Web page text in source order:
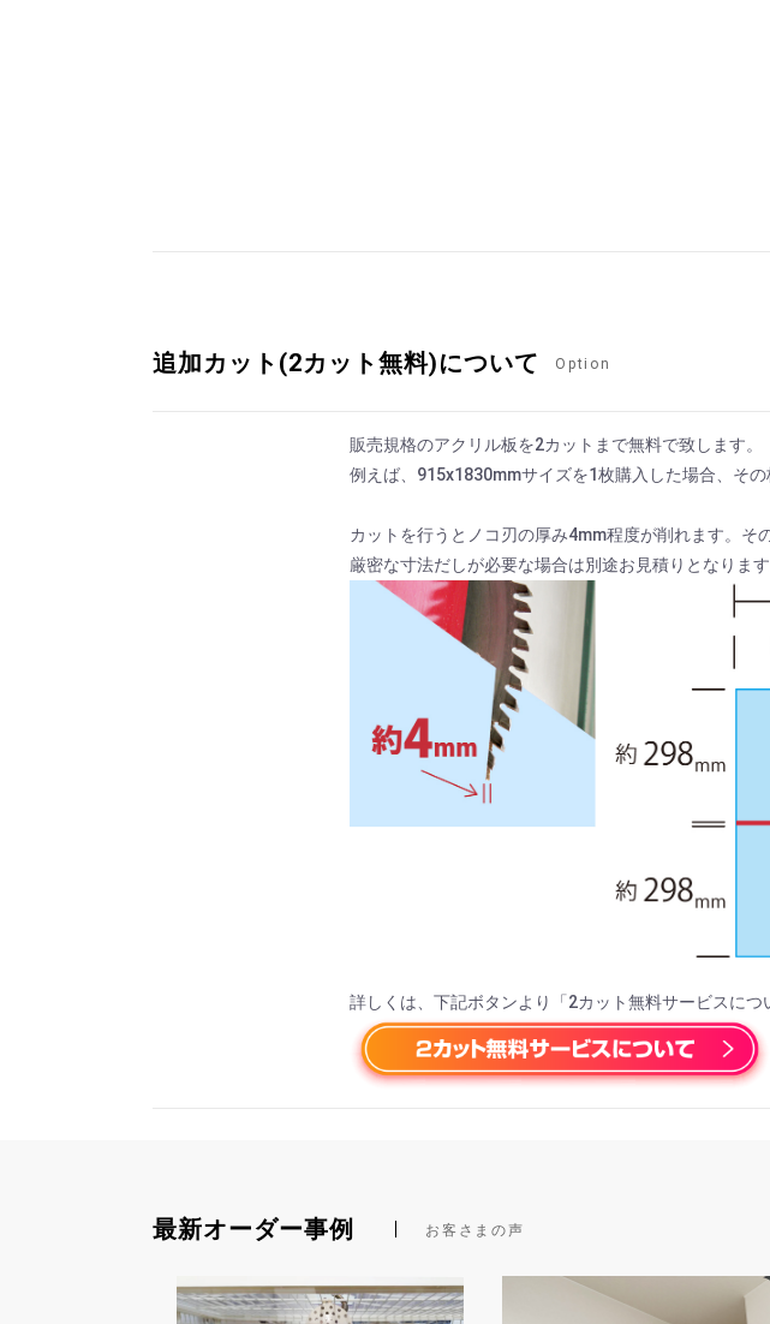
追加カット(2カット無料)について Option
販売規格のアクリル板を2カットまで無料で致します。
例えば、915x1830mmサイズを1枚購入した場合、そ
カットを行うとノコ刃の厚み4mm程度が削れます。そ
厳密な寸法だしが必要な場合は別途お見積りとなります
詳しくは、下記ボタンより「2カット無料サービスにつ
最新オーダー事例 お客さまの声